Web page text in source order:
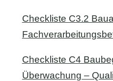
Checkliste C3.2
Checkliste C4
Überwachung –